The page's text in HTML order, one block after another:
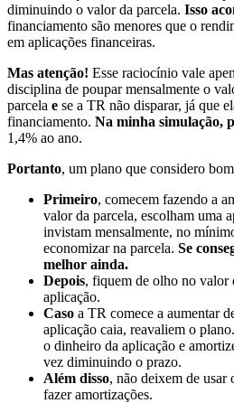
diminuindo o valor da parcela. Isso
financiamento são menores que o
em aplicações financeiras.
Mas atenção! Esse raciocínio vale
disciplina de poupar mensalmente o
parcela e se a TR não disparar, já que
financiamento. Na minha simulação,
1,4% ao ano.
Portanto, um plano que considero
Primeiro, comecem fazendo a
valor da parcela, escolham uma
invistam mensalmente, no
economizar na parcela. Se
melhor ainda.
Depois, fiquem de olho no valor
aplicação.
Caso a TR comece a aumentar
aplicação caia, reavaliem o plano.
o dinheiro da aplicação e
vez diminuindo o prazo.
Além disso, não deixem de usar
fazer amortizações.